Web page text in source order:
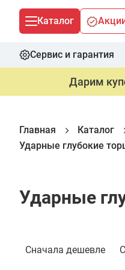
Каталог
Сервис и гарантия
Дарим
Главная Каталог
Ударные глубокие
Ударные
Сначала дешевле
Фильтр